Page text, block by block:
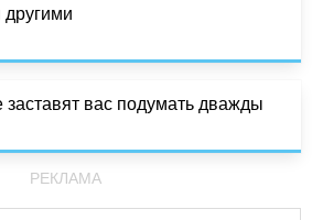
заставят вас подумать дважды
РЕКЛАМА